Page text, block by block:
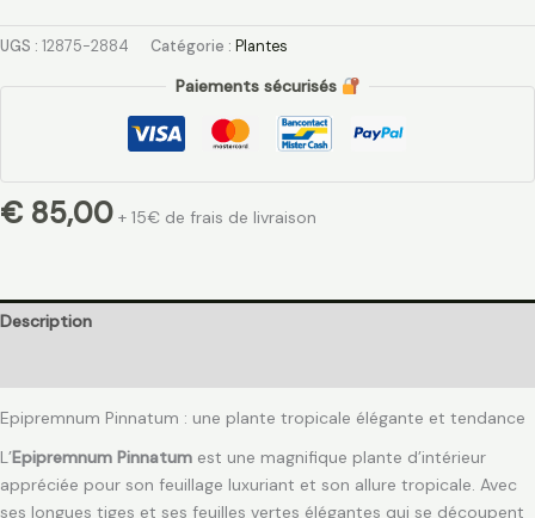
UGS : 12875-2884 Catégorie : Plantes
Paiements sécurisés
€ 85,00 + 15€ de frais de livraison
Description
Epipremnum Pinnatum : une plante tropicale élégante et tendance
L’Epipremnum Pinnatum est une magnifique plante d’intérieur
appréciée pour son feuillage luxuriant et son allure tropicale. Avec
ses longues tiges et ses feuilles vertes élégantes qui se découpent